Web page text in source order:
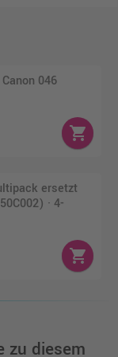
046
shopping_cart
ersetzt
· 4-
shopping_cart
ersetzt
· 4-
zu diesem